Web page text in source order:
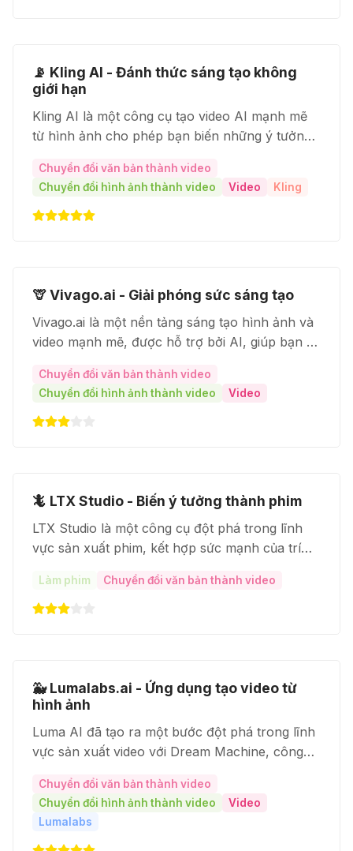
📡 Kling AI - Đánh thức sáng tạo không
giới hạn
Kling AI là một công cụ tạo video AI mạnh mẽ
từ hình ảnh cho phép bạn biến những ý tưởng
dàng và nhanh chóng.
Chuyển đổi văn bản thành video
Chuyển đổi hình ảnh thành video
Video Kling
🦒 Vivago.ai - Giải phóng sức sáng tạo
Vivago.ai là một nền tảng sáng tạo hình ảnh và
video mạnh mẽ, được hỗ trợ bởi AI, giúp bạn dễ
cần kỹ năng chuyên môn.
Chuyển đổi văn bản thành video
Chuyển đổi hình ảnh thành video
Video
🦎 LTX Studio - Biến ý tưởng thành phim
LTX Studio là một công cụ đột phá trong lĩnh
vực sản xuất phim, kết hợp sức mạnh của trí
tưởng sáng tạo thành những thước phim chất
lượng cao một cách nhanh chóng và dễ dàng
Làm phim Chuyển đổi văn bản thành video
🐳 Lumalabs.ai - Ứng dụng tạo video từ
hình ảnh
Luma AI đã tạo ra một bước đột phá trong lĩnh
vực sản xuất video với Dream Machine, công
chỉ trong tích tắc. Công cụ này mở ra khả năng
sáng tạo vô hạn cho cả người dùng chuyên
nghiệp lẫn nghiệp dư.
Chuyển đổi văn bản thành video
Chuyển đổi hình ảnh thành video
Video
Lumalabs